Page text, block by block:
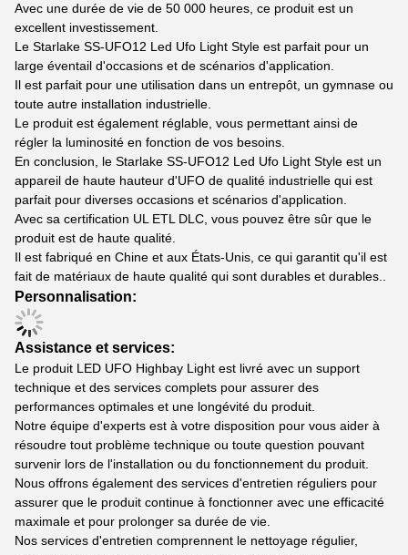
Avec une durée de vie de 50 000 heures, ce produit est un
excellent investissement.
Le Starlake SS-UFO12 Led Ufo Light Style est parfait pour un
large éventail d'occasions et de scénarios d'application.
Il est parfait pour une utilisation dans un entrepôt, un gymnase ou
toute autre installation industrielle.
Le produit est également réglable, vous permettant ainsi de
régler la luminosité en fonction de vos besoins.
En conclusion, le Starlake SS-UFO12 Led Ufo Light Style est un
appareil de haute hauteur d'UFO de qualité industrielle qui est
parfait pour diverses occasions et scénarios d'application.
Avec sa certification UL ETL DLC, vous pouvez être sûr que le
produit est de haute qualité.
Il est fabriqué en Chine et aux États-Unis, ce qui garantit qu'il est
fait de matériaux de haute qualité qui sont durables et durables..
Personnalisation:
Assistance et services:
Le produit LED UFO Highbay Light est livré avec un support
technique et des services complets pour assurer des
performances optimales et une longévité du produit.
Notre équipe d'experts est à votre disposition pour vous aider à
résoudre tout problème technique ou toute question pouvant
survenir lors de l'installation ou du fonctionnement du produit.
Nous offrons également des services d'entretien réguliers pour
assurer que le produit continue à fonctionner avec une efficacité
maximale et pour prolonger sa durée de vie.
Nos services d'entretien comprennent le nettoyage régulier,